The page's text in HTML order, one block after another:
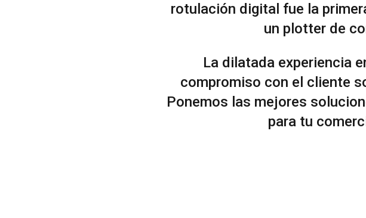
rotulación digital fue la
un plotter de
La dilatada experiencia
compromiso con el cliente
Ponemos las mejores
para tu